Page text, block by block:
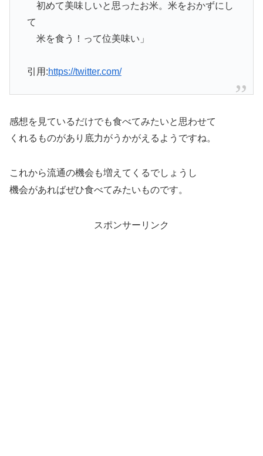
初めて美味しいと思ったお米。米をおかずにし
て
米を食う！って位美味い」
引用:https://twitter.com/
感想を見ているだけでも食べてみたいと思わせて
くれるものがあり底力がうかがえるようですね。
これから流通の機会も増えてくるでしょうし
機会があればぜひ食べてみたいものです。
スポンサーリンク